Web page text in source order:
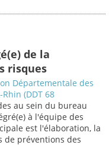
de la
risques
Départementale des
(DDT 68
au sein du bureau
à l'équipe des
est l'élaboration, la
de préventions des